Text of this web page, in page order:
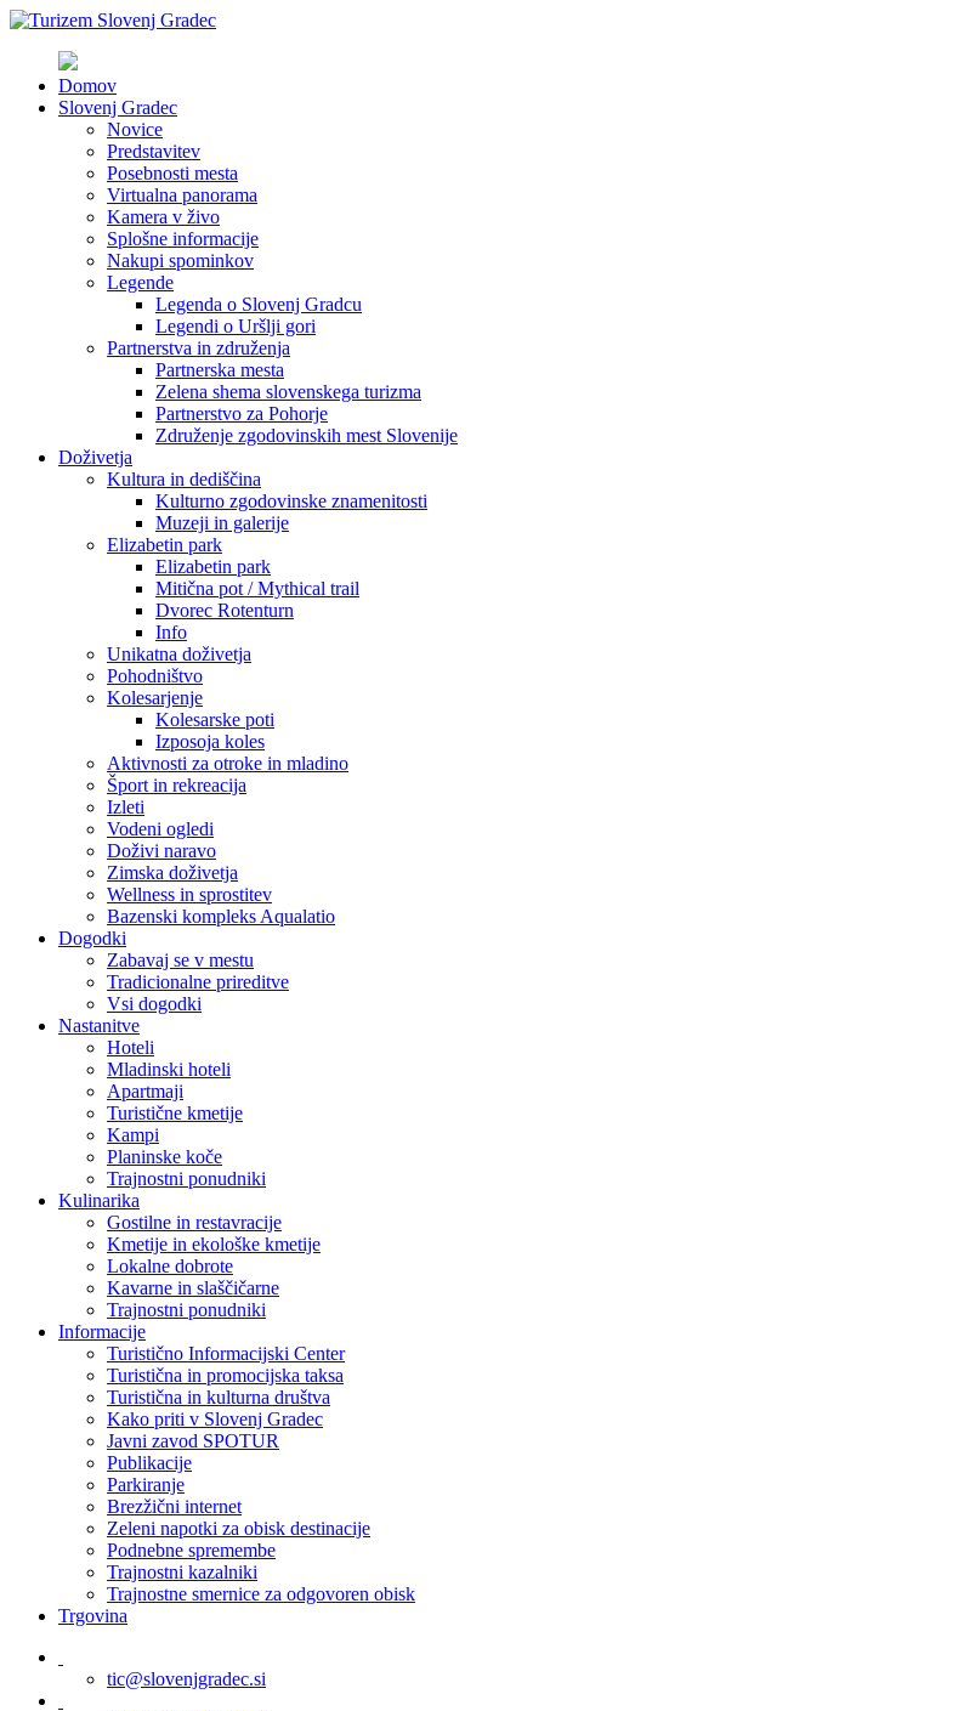
Domov
Slovenj Gradec
Novice
Predstavitev
Posebnosti mesta
Virtualna panorama
Kamera v živo
Splošne informacije
Nakupi spominkov
Legende
Legenda o Slovenj Gradcu
Legendi o Uršlji gori
Partnerstva in združenja
Partnerska mesta
Zelena shema slovenskega turizma
Partnerstvo za Pohorje
Združenje zgodovinskih mest Slovenije
Doživetja
Kultura in dediščina
Kulturno zgodovinske znamenitosti
Muzeji in galerije
Elizabetin park
Elizabetin park
Mitična pot / Mythical trail
Dvorec Rotenturn
Info
Unikatna doživetja
Pohodništvo
Kolesarjenje
Kolesarske poti
Izposoja koles
Aktivnosti za otroke in mladino
Šport in rekreacija
Izleti
Vodeni ogledi
Doživi naravo
Zimska doživetja
Wellness in sprostitev
Bazenski kompleks Aqualatio
Dogodki
Zabavaj se v mestu
Tradicionalne prireditve
Vsi dogodki
Nastanitve
Hoteli
Mladinski hoteli
Apartmaji
Turistične kmetije
Kampi
Planinske koče
Trajnostni ponudniki
Kulinarika
Gostilne in restavracije
Kmetije in ekološke kmetije
Lokalne dobrote
Kavarne in slaščičarne
Trajnostni ponudniki
Informacije
Turistično Informacijski Center
Turistična in promocijska taksa
Turistična in kulturna društva
Kako priti v Slovenj Gradec
Javni zavod SPOTUR
Publikacije
Parkiranje
Brezžični internet
Zeleni napotki za obisk destinacije
Podnebne spremembe
Trajnostni kazalniki
Trajnostne smernice za odgovoren obisk
Trgovina
tic@slovenjgradec.si